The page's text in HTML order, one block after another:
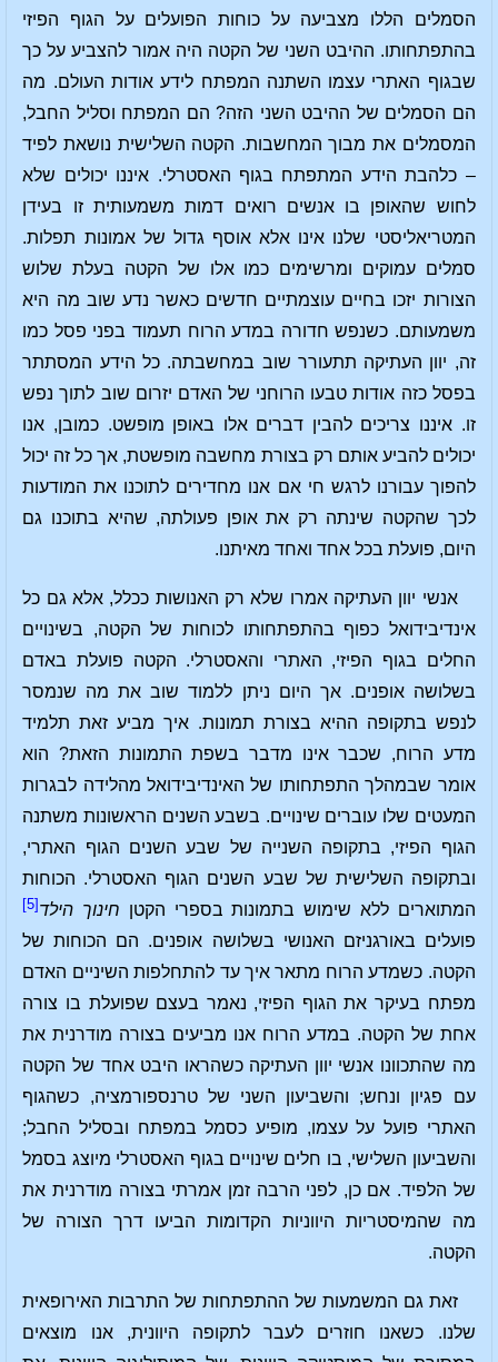
הסמלים הללו מצביעה על כוחות הפועלים על הגוף הפיזי
בהתפתחותו. ההיבט השני של הקטה היה אמור להצביע על כך
שבגוף האתרי עצמו השתנה המפתח לידע אודות העולם. מה
הם הסמלים של ההיבט השני הזה? הם המפתח וסליל החבל,
המסמלים את מבוך המחשבות. הקטה השלישית נושאת לפיד
– כלהבת הידע המתפתח בגוף האסטרלי. איננו יכולים שלא
לחוש שהאופן בו אנשים רואים דמות משמעותית זו בעידן
המטריאליסטי שלנו אינו אלא אוסף גדול של אמונות תפלות.
סמלים עמוקים ומרשימים כמו אלו של הקטה בעלת שלוש
הצורות יזכו בחיים עוצמתיים חדשים כאשר נדע שוב מה היא
משמעותם. כשנפש חדורה במדע הרוח תעמוד בפני פסל כמו
זה, יוון העתיקה תתעורר שוב במחשבתה. כל הידע המסתתר
בפסל כזה אודות טבעו הרוחני של האדם יזרום שוב לתוך נפש
זו. איננו צריכים להבין דברים אלו באופן מופשט. כמובן, אנו
יכולים להביע אותם רק בצורת מחשבה מופשטת, אך כל זה יכול
להפוך עבורנו לרגש חי אם אנו מחדירים לתוכנו את המודעות
לכך שהקטה שינתה רק את אופן פעולתה, שהיא בתוכנו גם
היום, פועלת בכל אחד ואחד מאיתנו.
אנשי יוון העתיקה אמרו שלא רק האנושות ככלל, אלא גם כל
אינדיבידואל כפוף בהתפתחותו לכוחות של הקטה, בשינויים
החלים בגוף הפיזי, האתרי והאסטרלי. הקטה פועלת באדם
בשלושה אופנים. אך היום ניתן ללמוד שוב את מה שנמסר
לנפש בתקופה ההיא בצורת תמונות. איך מביע זאת תלמיד
מדע הרוח, שכבר אינו מדבר בשפת התמונות הזאת? הוא
אומר שבמהלך התפתחותו של האינדיבידואל מהלידה לבגרות
המעטים שלו עוברים שינויים. בשבע השנים הראשונות משתנה
הגוף הפיזי, בתקופה השנייה של שבע השנים הגוף האתרי,
ובתקופה השלישית של שבע השנים הגוף האסטרלי. הכוחות
המתוארים ללא שימוש בתמונות בספרי הקטן חינוך הילד [5]
פועלים באורגניזם האנושי בשלושה אופנים. הם הכוחות של
הקטה. כשמדע הרוח מתאר איך עד להתחלפות השיניים האדם
מפתח בעיקר את הגוף הפיזי, נאמר בעצם שפועלת בו צורה
אחת של הקטה. במדע הרוח אנו מביעים בצורה מודרנית את
מה שהתכוונו אנשי יוון העתיקה כשהראו היבט אחד של הקטה
עם פגיון ונחש; והשביעון השני של טרנספורמציה, כשהגוף
האתרי פועל על עצמו, מופיע כסמל במפתח ובסליל החבל;
והשביעון השלישי, בו חלים שינויים בגוף האסטרלי מיוצג בסמל
של הלפיד. אם כן, לפני הרבה זמן אמרתי בצורה מודרנית את
מה שהמיסטריות היווניות הקדומות הביעו דרך הצורה של
הקטה.
זאת גם המשמעות של ההתפתחות של התרבות האירופאית
שלנו. כשאנו חוזרים לעבר לתקופה היוונית, אנו מוצאים